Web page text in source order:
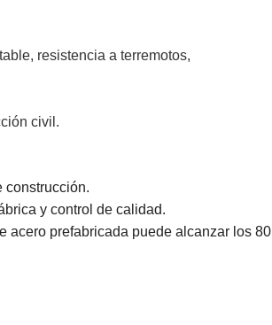
resistencia a terremotos,
civil.
construcción.
y control de calidad.
acero prefabricada puede alcanzar los 80